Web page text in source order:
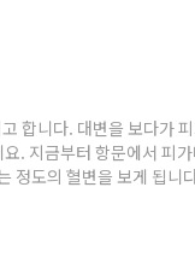
에도 나타날 수 있습니다
합니다. 대변을 보다가
. 지금부터 항문에서 피
정도의 혈변을 보게 됩니
보았을 때 바로 항문외